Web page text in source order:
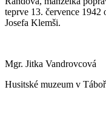
teprve 13. července 1942
Josefa Klemši.
Mgr. Jitka Vandrovcová
Husitské muzeum v